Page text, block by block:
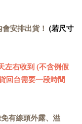
安排出貨！ (若尺寸
左右收到 (不含例假
回台需要一段時間
有線頭外露、溢